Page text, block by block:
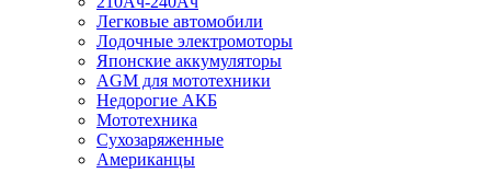
Легковые автомобили
Лодочные электромоторы
Японские аккумуляторы
AGM для мототехники
Недорогие АКБ
Мототехника
Сухозаряженные
Американцы